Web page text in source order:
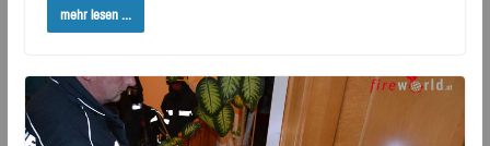
mehr lesen ...